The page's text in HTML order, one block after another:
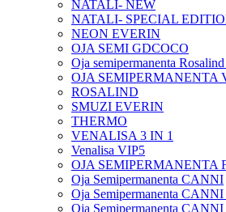
NATALI- NEW
NATALI- SPECIAL
NEON EVERIN
OJA SEMI GDCOCO
Oja semipermanenta
OJA SEMIPERMANENTA
ROSALIND
SMUZI EVERIN
THERMO
VENALISA 3 IN 1
Venalisa VIP5
OJA SEMIPERMANENTA
Oja Semipermanenta CANNI
Oja Semipermanenta CANNI
Oja Semipermanenta CANNI